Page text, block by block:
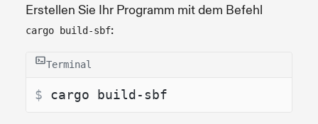
Erstellen Sie Ihr Programm mit dem Befehl
cargo build-sbf:
Terminal
$ cargo build-sbf